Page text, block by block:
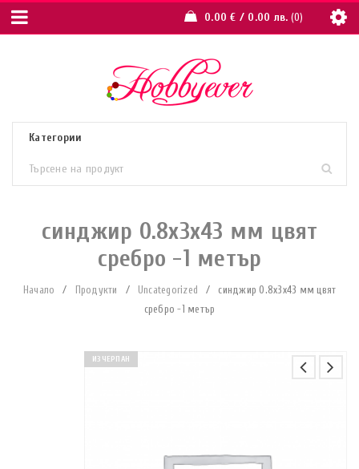
0.00€ / 0.00 лв. 0
синджир 0.8x3x43 мм цвят
сребро -1 метър
Начало / Продукти / Uncategorized /
синджир 0.8x3x43 мм цвят
сребро -1 метър
ИЗЧЕРПАН